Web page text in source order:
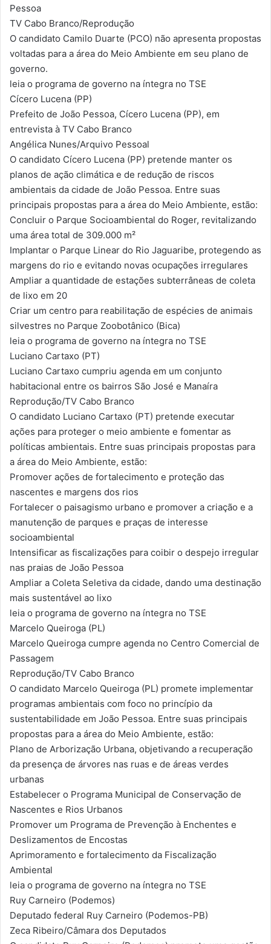
Pessoa
TV Cabo Branco/Reprodução
O candidato Camilo Duarte (PCO) não apresenta propostas
voltadas para a área do Meio Ambiente em seu plano de
governo.
leia o programa de governo na íntegra no TSE
Cícero Lucena (PP)
Prefeito de João Pessoa, Cícero Lucena (PP), em
entrevista à TV Cabo Branco
Angélica Nunes/Arquivo Pessoal
O candidato Cícero Lucena (PP) pretende manter os
planos de ação climática e de redução de riscos
ambientais da cidade de João Pessoa. Entre suas
principais propostas para a área do Meio Ambiente, estão:
Concluir o Parque Socioambiental do Roger, revitalizando
uma área total de 309.000 m²
Implantar o Parque Linear do Rio Jaguaribe, protegendo as
margens do rio e evitando novas ocupações irregulares
Ampliar a quantidade de estações subterrâneas de coleta
de lixo em 20
Criar um centro para reabilitação de espécies de animais
silvestres no Parque Zoobotânico (Bica)
leia o programa de governo na íntegra no TSE
Luciano Cartaxo (PT)
Luciano Cartaxo cumpriu agenda em um conjunto
habitacional entre os bairros São José e Manaíra
Reprodução/TV Cabo Branco
O candidato Luciano Cartaxo (PT) pretende executar
ações para proteger o meio ambiente e fomentar as
políticas ambientais. Entre suas principais propostas para
a área do Meio Ambiente, estão:
Promover ações de fortalecimento e proteção das
nascentes e margens dos rios
Fortalecer o paisagismo urbano e promover a criação e a
manutenção de parques e praças de interesse
socioambiental
Intensificar as fiscalizações para coibir o despejo irregular
nas praias de João Pessoa
Ampliar a Coleta Seletiva da cidade, dando uma destinação
mais sustentável ao lixo
leia o programa de governo na íntegra no TSE
Marcelo Queiroga (PL)
Marcelo Queiroga cumpre agenda no Centro Comercial de
Passagem
Reprodução/TV Cabo Branco
O candidato Marcelo Queiroga (PL) promete implementar
programas ambientais com foco no princípio da
sustentabilidade em João Pessoa. Entre suas principais
propostas para a área do Meio Ambiente, estão:
Plano de Arborização Urbana, objetivando a recuperação
da presença de árvores nas ruas e de áreas verdes
urbanas
Estabelecer o Programa Municipal de Conservação de
Nascentes e Rios Urbanos
Promover um Programa de Prevenção à Enchentes e
Deslizamentos de Encostas
Aprimoramento e fortalecimento da Fiscalização
Ambiental
leia o programa de governo na íntegra no TSE
Ruy Carneiro (Podemos)
Deputado federal Ruy Carneiro (Podemos-PB)
Zeca Ribeiro/Câmara dos Deputados